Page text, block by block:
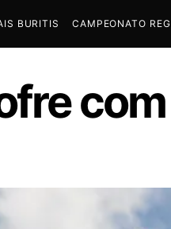
BURITIS CAMPEONATO